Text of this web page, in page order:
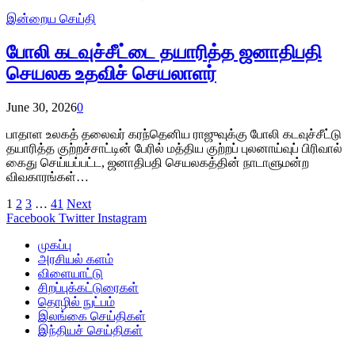
இன்றைய செய்தி
போலி கடவுச்சீட்டை தயாரித்த ஜனாதிபதி
செயலக உதவிச் செயலாளர்
June 30, 20260
பாதாள உலகத் தலைவர் கரந்தெனிய ராஜுவுக்கு போலி கடவுச்சீட்டு
தயாரித்த குற்றச்சாட்டின் பேரில் மத்திய குற்றப் புலனாய்வுப் பிரிவால்
கைது செய்யப்பட்ட, ஜனாதிபதி செயலகத்தின் நாடாளுமன்ற
விவகாரங்கள்…
1 2 3 … 41 Next
Facebook Twitter Instagram
முகப்பு
அரசியல் களம்
விளையாட்டு
சிறப்புக்கட்டுரைகள்
தொழில் நுட்பம்
இலங்கை செய்திகள்
இந்தியச் செய்திகள்